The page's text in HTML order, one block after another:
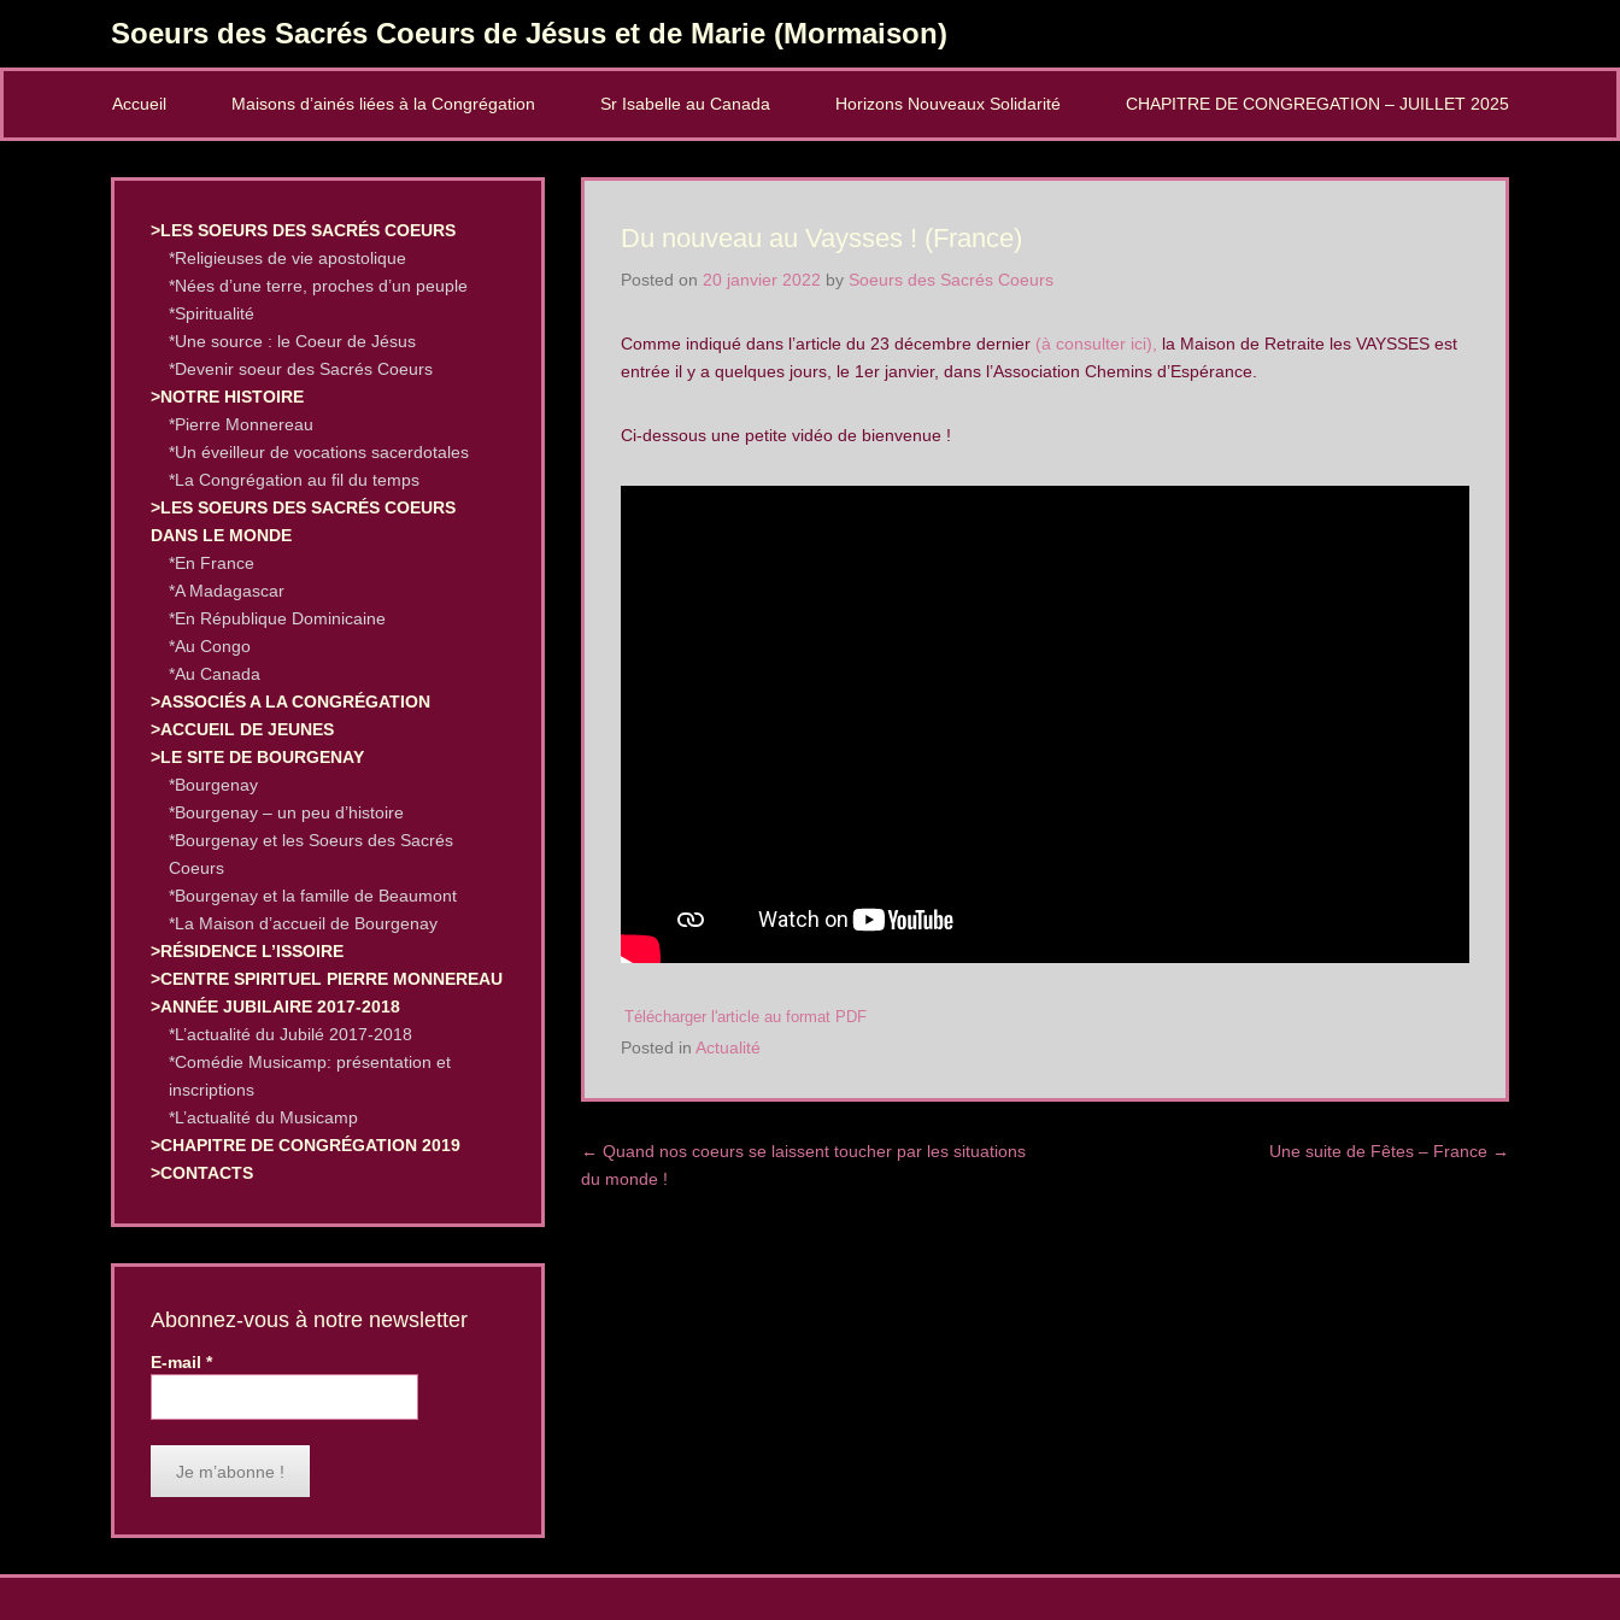
Soeurs des Sacrés Coeurs de Jésus et de Marie (Mormaison)
Accueil
Maisons d’ainés liées à la Congrégation Sr Isabelle au Canada Horizons Nouveaux Solidarité CHAPITRE DE CONGREGATION – JUILLET 2025
Du nouveau au Vaysses ! (France)
Posted on 20 janvier 2022 by Soeurs des Sacrés Coeurs
Comme indiqué dans l’article du 23 décembre dernier (à consulter ici), la Maison de Retraite les VAYSSES est
entrée il y a quelques jours, le 1er janvier, dans l’Association Chemins d’Espérance.
Ci-dessous une petite vidéo de bienvenue !
Télécharger l'article au format PDF
Posted in Actualité
Post navigation
← Quand nos coeurs se laissent toucher par les situations
du monde !
Une suite de Fêtes – France →
>LES SOEURS DES SACRÉS COEURS
*Religieuses de vie apostolique
*Nées d’une terre, proches d’un peuple
*Spiritualité
*Une source : le Coeur de Jésus
*Devenir soeur des Sacrés Coeurs
>NOTRE HISTOIRE
*Pierre Monnereau
*Un éveilleur de vocations sacerdotales
*La Congrégation au fil du temps
>LES SOEURS DES SACRÉS COEURS
DANS LE MONDE
*En France
*A Madagascar
*En République Dominicaine
*Au Congo
*Au Canada
>ASSOCIÉS A LA CONGRÉGATION
>ACCUEIL DE JEUNES
>LE SITE DE BOURGENAY
*Bourgenay
*Bourgenay – un peu d’histoire
*Bourgenay et les Soeurs des Sacrés
Coeurs
*Bourgenay et la famille de Beaumont
*La Maison d’accueil de Bourgenay
>RÉSIDENCE L’ISSOIRE
>CENTRE SPIRITUEL PIERRE MONNEREAU
>ANNÉE JUBILAIRE 2017-2018
*L’actualité du Jubilé 2017-2018
*Comédie Musicamp: présentation et
inscriptions
*L’actualité du Musicamp
>CHAPITRE DE CONGRÉGATION 2019
>CONTACTS
Abonnez-vous à notre newsletter
E-mail *